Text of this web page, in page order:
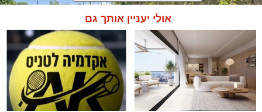
אולי יעניין אותך גם